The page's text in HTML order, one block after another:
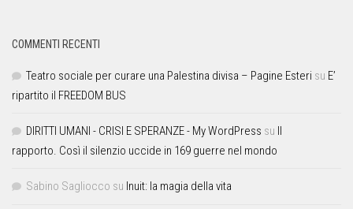
COMMENTI RECENTI
Teatro sociale per curare una Palestina divisa – Pagine Esteri su E’
ripartito il FREEDOM BUS
DIRITTI UMANI - CRISI E SPERANZE - My WordPress su Il
rapporto. Così il silenzio uccide in 169 guerre nel mondo
Sabino Sagliocco su Inuit: la magia della vita